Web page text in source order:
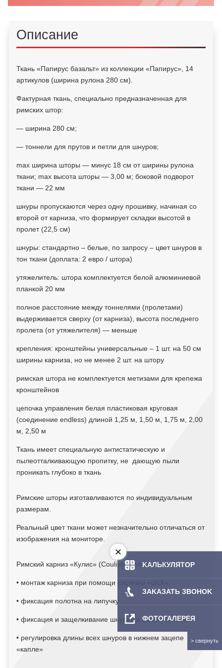
Описание
Ткань «Папирус базальт» из коллекции «Папирус», 14
артикулов (ширина рулона 280 см).
Фактурная ткань, специально предназначенная для
римских штор:
— ширина 280 см;
— тоннели для прутов и петли для шнуров;
max ширина шторы — минус 18 см от ширины рулона
ткани; max высота шторы — 3,00 м; боковой подворот
ткани — 22 мм
шнуры пропускаются через одну прошивку, начиная со
второй от карниза, что формирует складки высотой в
пролет (22,5 см)
шнуры: стандартно – белые, по запросу – цвет шнуров в
тон ткани (доплата: 2 евро / штора)
утяжелитель: штора комплектуется белой алюминиевой
планкой 20 мм
полное расстояние между тоннелями (пролетами)
выдерживается сверху (от карниза), высота последнего
пролета (от утяжелителя) — меньше
крепления: кронштейны универсальные – 1 шт. на 50 см
ширины карниза, но не менее 2 шт. на штору
римская штора не комплектуется метизами для крепежа
кронштейнов
цепочка управления белая пластиковая круговая
(соединение endless) длиной 1,25 м, 1,50 м, 1,75 м, 2,00
м, 2,50 м
Ткань имеет специальную антистатическую и
пылеотталкивающую пропитку, не дающую пыли
проникать глубоко в ткань
Римские шторы изготавливаются по индивидуальным
размерам.
Реальный цвет ткани может незначительно отличаться от
изображения на мониторе.
Римский карниз «Кулис» (Coulisse Голландия):
• монтаж карниза при помощи системы «сlick»
• фиксация полотна на липучку
• фиксация и защелкивание шнуров в валик намотки
• регулировка длины всех шнуров в нижнем зацепе
«капле»
KAЛЬКУЛЯТOP
ЗAKAЗATЬ ЗBOHOK
ФОТОГАЛЕРЕЯ